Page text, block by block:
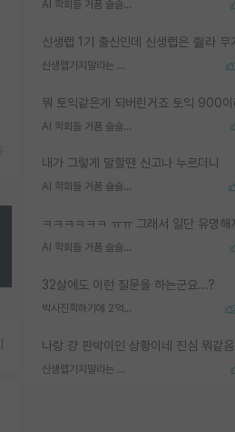
AI 학회들 거품 슬슬 지적이 나오네요
신생랩가지말라는 이유가 있었구나
AI 학회들 거품 슬슬 지적이 나오네요
내가 그렇게 말할땐 신고나 누르더니
AI 학회들 거품 슬슬 지적이 나오네요
AI 학회들 거품 슬슬 지적이 나오네요
32살에도 이런 질문을 하는군요...?
박사진학하기에 2억은 괜찮은 (?) 정도의 경제력인가요
나랑 걍 판박이인 상황이네 진심 뭐같음
신생랩가지말라는 이유가 있었구나